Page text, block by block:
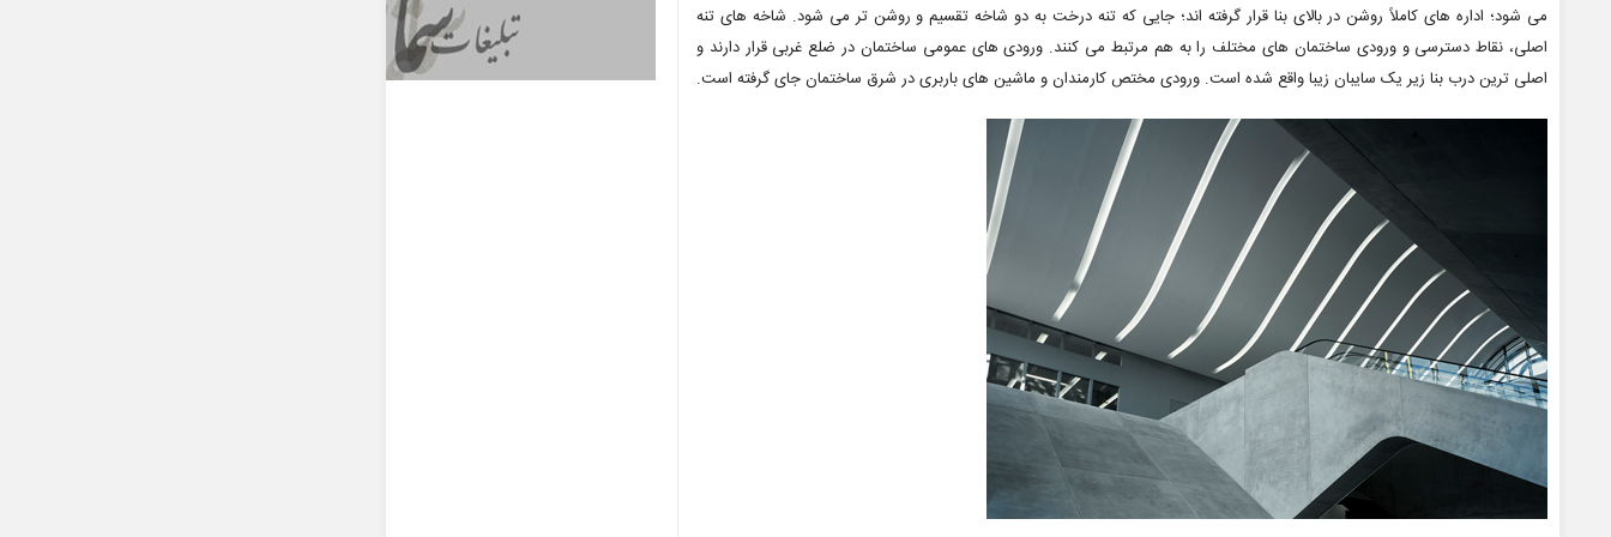
می شود؛ اداره های کاملاً روشن در بالای بنا قرار گرفته اند؛ جایی که تنه درخت به دو شاخه تقسیم و روشن تر می شود. شاخه های تنه
اصلی، نقاط دسترسی و ورودی ساختمان های مختلف را به هم مرتبط می کنند. ورودی های عمومی ساختمان در ضلع غربی قرار دارند و
اصلی ترین درب بنا زیر یک سایبان زیبا واقع شده است. ورودی مختص کارمندان و ماشین های باربری در شرق ساختمان جای گرفته است.